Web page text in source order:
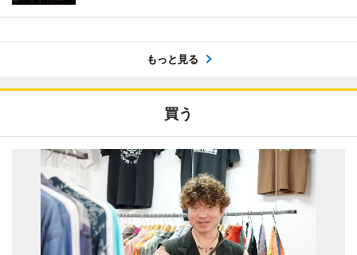
もっと見る
買う